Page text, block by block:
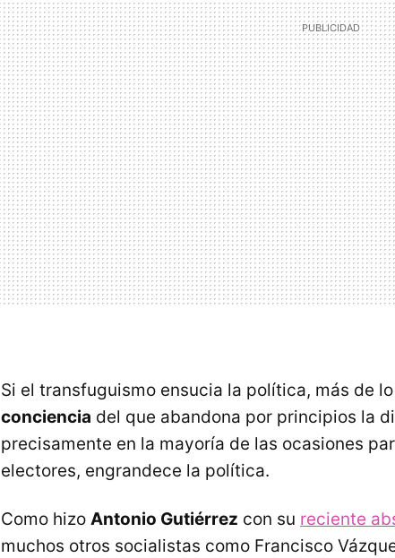
Si el transfuguismo ensucia la política, más de
conciencia del que abandona por principios la
precisamente en la mayoría de las ocasiones
electores, engrandece la política.
Como hizo Antonio Gutiérrez con su reciente
muchos otros socialistas como Francisco